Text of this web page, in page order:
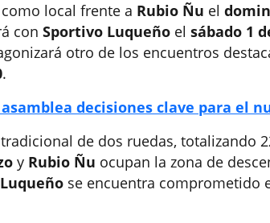
como local frente a Rubio Ñu el
con Sportivo Luqueño el sábado 1
otro de los encuentros
.
decisiones clave para el
de dos ruedas, totalizando
y Rubio Ñu ocupan la zona de
se encuentra comprometido